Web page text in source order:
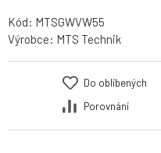
Kód: MTSGWVW55
Výrobce: MTS Technik
Do oblíbených
Porovnání